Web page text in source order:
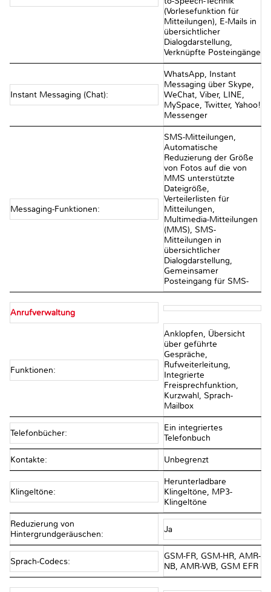
(Vorlesefunktion für
Mitteilungen), E-Mails in
übersichtlicher
Dialogdarstellung,
Verknüpfte Posteingänge
Instant Messaging (Chat):
WhatsApp, Instant
Messaging über Skype,
WeChat, Viber, LINE,
MySpace, Twitter, Yahoo!
Messenger
Messaging-Funktionen:
SMS-Mitteilungen,
Automatische
Reduzierung der Größe
von Fotos auf die von
MMS unterstützte
Dateigröße,
Verteilerlisten für
Mitteilungen,
Multimedia-Mitteilungen
(MMS), SMS-
Mitteilungen in
übersichtlicher
Dialogdarstellung,
Gemeinsamer
Posteingang für SMS-
Anrufverwaltung
Funktionen:
Anklopfen, Übersicht
über geführte
Gespräche,
Rufweiterleitung,
Integrierte
Freisprechfunktion,
Kurzwahl, Sprach-
Mailbox
Telefonbücher:
Ein integriertes
Telefonbuch
Kontakte: Unbegrenzt
Klingeltöne:
Herunterladbare
Klingeltöne, MP3-
Klingeltöne
Reduzierung von
Hintergrundgeräuschen:
Ja
Sprach-Codecs:
GSM-FR, GSM-HR, AMR-
NB, AMR-WB, GSM EFR